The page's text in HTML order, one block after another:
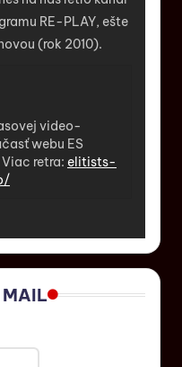
RE-PLAY, ešte
(rok 2010).
video-
webu ES
retra: elitists-
MAIL